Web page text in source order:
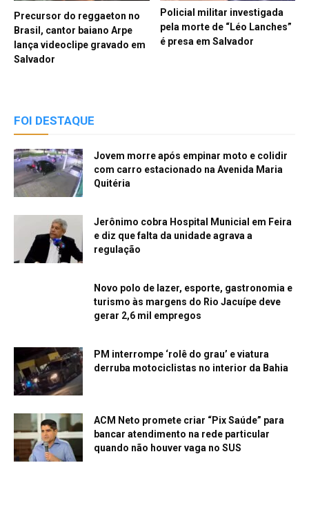
Precursor do reggaeton no
Brasil, cantor baiano Arpe
lança videoclipe gravado em
Salvador
Policial militar investigada
pela morte de “Léo Lanches”
é presa em Salvador
FOI DESTAQUE
Jovem morre após empinar moto e colidir
com carro estacionado na Avenida Maria
Quitéria
Jerônimo cobra Hospital Municial em Feira
e diz que falta da unidade agrava a
regulação
Novo polo de lazer, esporte, gastronomia e
turismo às margens do Rio Jacuípe deve
gerar 2,6 mil empregos
PM interrompe ‘rolê do grau’ e viatura
derruba motociclistas no interior da Bahia
ACM Neto promete criar “Pix Saúde” para
bancar atendimento na rede particular
quando não houver vaga no SUS